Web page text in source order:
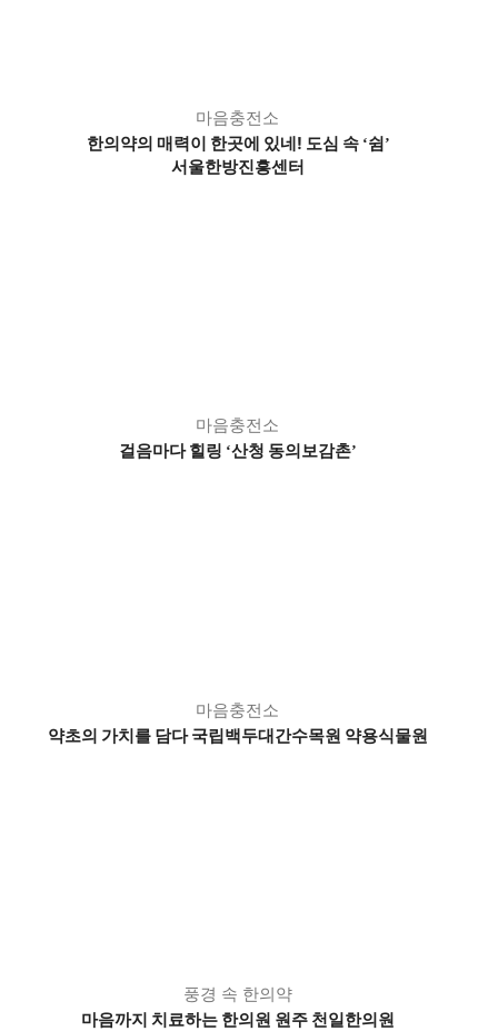
마음충전소
한의약의 매력이 한곳에 있네! 도심 속 ‘쉼’
서울한방진흥센터
마음충전소
걸음마다 힐링 ‘산청 동의보감촌’
마음충전소
약초의 가치를 담다 국립백두대간수목원 약용식물원
풍경 속 한의약
마음까지 치료하는 한의원 원주 천일한의원